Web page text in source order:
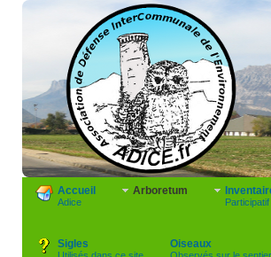
Accueil
Adice
Arboretum
Participatif
Sigles Oiseaux